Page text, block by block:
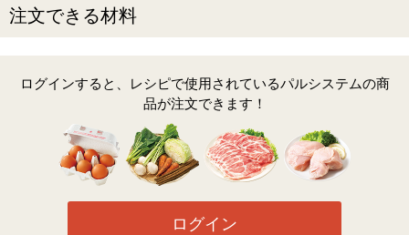
注文できる材料
ログインすると、レシピで使用されているパルシステムの商
品が注文できます！
ログイン